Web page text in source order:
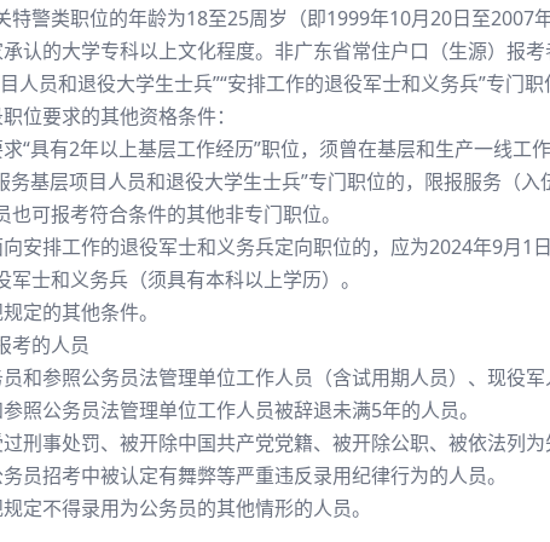
特警类职位的年龄为18至25周岁（即1999年10月20日至2007
认的大学专科以上文化程度。非广东省常住户口（生源）报
人员和退役大学生士兵”“安排工作的退役军士和义务兵”专门职
位要求的其他资格条件：
求“具有2年以上基层工作经历”职位，须曾在基层和生产一线工
务基层项目人员和退役大学生士兵”专门职位的，限报服务（
也可报考符合条件的其他非专门职位。
向安排工作的退役军士和义务兵定向职位的，应为2024年9月
军士和义务兵（须具有本科以上学历）。
定的其他条件。
考的人员
和参照公务员法管理单位工作人员（含试用期人员）、现役
照公务员法管理单位工作人员被辞退未满5年的人员。
刑事处罚、被开除中国共产党党籍、被开除公职、被依法列为
员招考中被认定有舞弊等严重违反录用纪律行为的人员。
定不得录用为公务员的其他情形的人员。